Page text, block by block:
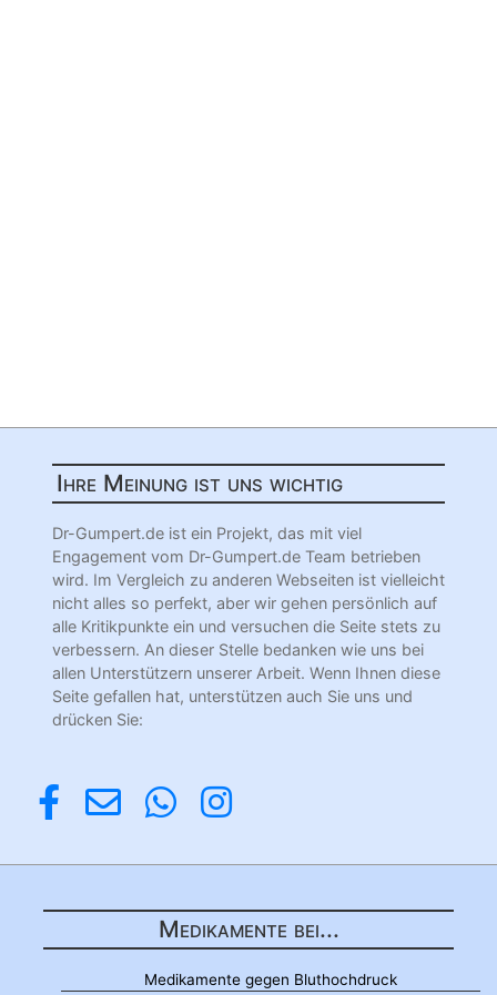
Ihre Meinung ist uns wichtig
Dr-Gumpert.de ist ein Projekt, das mit viel
Engagement vom Dr-Gumpert.de Team betrieben
wird. Im Vergleich zu anderen Webseiten ist vielleicht
nicht alles so perfekt, aber wir gehen persönlich auf
alle Kritikpunkte ein und versuchen die Seite stets zu
verbessern. An dieser Stelle bedanken wie uns bei
allen Unterstützern unserer Arbeit. Wenn Ihnen diese
Seite gefallen hat, unterstützen auch Sie uns und
drücken Sie:
Medikamente bei...
Medikamente gegen Bluthochdruck